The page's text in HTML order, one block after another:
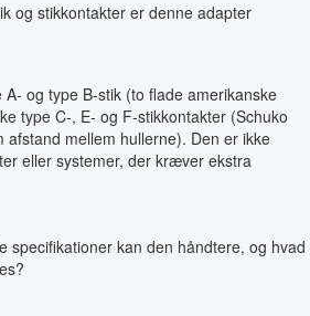
og stikkontakter er denne adapter
og type B-stik (to flade amerikanske
type C-, E- og F-stikkontakter (Schuko
afstand mellem hullerne). Den er ikke
eller systemer, der kræver ekstra
specifikationer kan den håndtere, og hvad